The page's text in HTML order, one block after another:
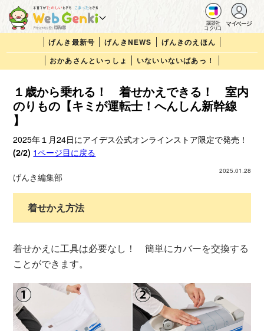
講談社
コクリコ
マイページ
げんき最新号 げんきNEWS
げんきのえほん
おかあさんといっしょ
いないいないばあっ！
１歳から乗れる！ 着せかえできる！ 室内
のりもの【キミが運転士！へんしん新幹線
】
2025年１月24日にアイデス公式オンラインストア限定で発売！
(2/2) 1ページ目に戻る
2025.01.28
げんき編集部
着せかえ方法
着せかえに工具は必要なし！ 簡単にカバーを交換する
ことができます。